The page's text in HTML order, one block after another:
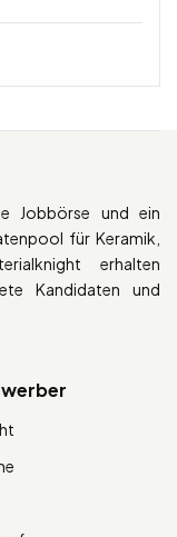
Jobbörse und ein
für Keramik,
erhalten
Kandidaten und